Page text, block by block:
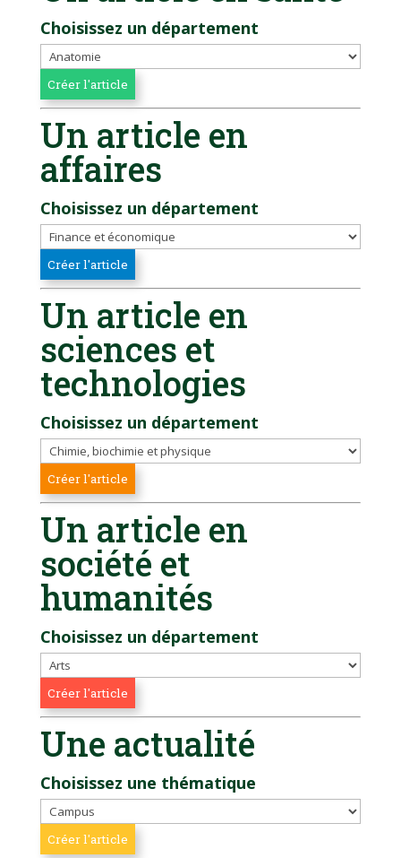
Choisissez un département
Un article en
affaires
Choisissez un département
Un article en
sciences et
technologies
Choisissez un département
Un article en
société et
humanités
Choisissez un département
Une actualité
Choisissez une thématique